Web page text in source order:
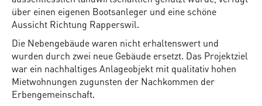
über einen eigenen Bootsanleger und eine schöne
Aussicht Richtung Rapperswil.
Die Nebengebäude waren nicht erhaltenswert und
wurden durch zwei neue Gebäude ersetzt. Das Projektziel
war ein nachhaltiges Anlageobjekt mit qualitativ hohen
Mietwohnungen zugunsten der Nachkommen der
Erbengemeinschaft.